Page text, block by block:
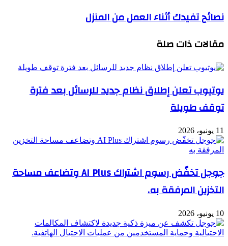
نصائح تفيدك أثناء العمل من المنزل
مقالات ذات صلة
يوتيوب تعلن إطلاق نظام جديد للرسائل بعد فترة
توقف طويلة
11 يونيو، 2026
جوجل تخفّض رسوم اشتراك AI Plus وتضاعف مساحة
التخزين المرفقة به.
10 يونيو، 2026